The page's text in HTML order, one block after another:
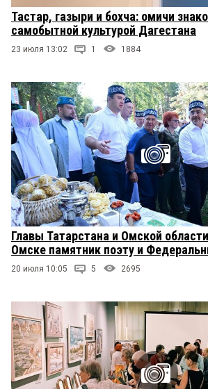
Тастар, газыри и бохча: омичи
самобытной культурой Дагестана
23 июля 13:02 1 1884
Главы Татарстана и Омской
Омске памятник поэту и
20 июля 10:05 5 2695